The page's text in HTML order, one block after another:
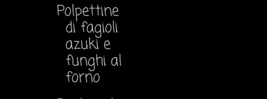
Polpettine
di fagioli
azuki e
funghi al
forno